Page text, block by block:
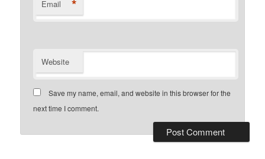
Email *
Website
Save my name, email, and website in this browser for the
next time I comment.